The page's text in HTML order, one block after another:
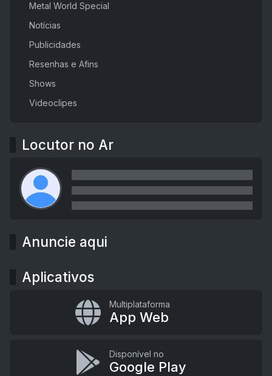
Metal World Special
Notícias
Publicidades
Resenhas e Afins
Shows
Videoclipes
Locutor no Ar
Anuncie aqui
Aplicativos
Multiplataforma
App Web
Disponível no
Google Play